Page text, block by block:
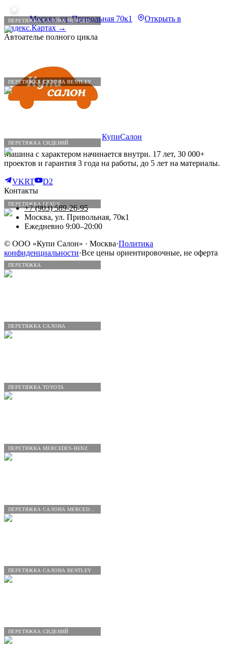
ПЕРЕТЯЖКА САЛОНА MERCEDES-BENZ
ПЕРЕТЯЖКА САЛОНА BENTLEY
ПЕРЕТЯЖКА СИДЕНИЙ
ПЕРЕТЯЖКА LEXUS
ПЕРЕТЯЖКА
ПЕРЕТЯЖКА САЛОНА
ПЕРЕТЯЖКА TOYOTA
ПЕРЕТЯЖКА MERCEDES-BENZ
ПЕРЕТЯЖКА САЛОНА BENTLEY
ПЕРЕТЯЖКА СИДЕНИЙ
Москва, ул. Привольная 70к1
Открыть в
Яндекс.Картах →
Автоателье полного цикла
КупиСалон
Машина с характером начинается внутри. 17 лет, 30 000+
проектов и гарантия 3 года на работы, до 5 лет на материалы.
VKRT
D2
Контакты
+7 (903) 589-26-95
Москва, ул. Привольная, 70к1
Ежедневно 9:00–20:00
© ООО «Купи Салон» · Москва·Политика
конфиденциальности·Все цены ориентировочные, не оферта